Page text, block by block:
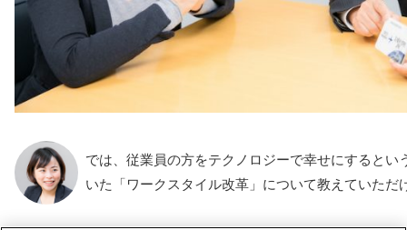
では、従業員の方をテクノロジーで幸せにするとい
いた「ワークスタイル改革」について教えていただ